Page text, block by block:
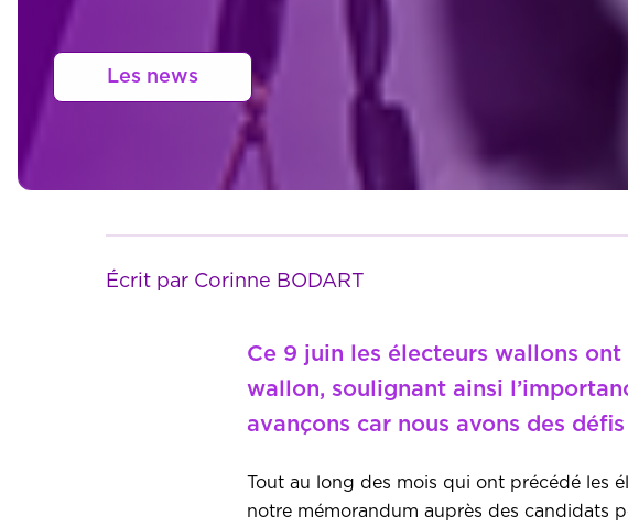
Les news
Écrit par Corinne BODART
Ce 9 juin les électeurs wallons
wallon, soulignant ainsi
avançons car nous avons des
Tout au long des mois qui ont précédé les
notre mémorandum auprès des candidats